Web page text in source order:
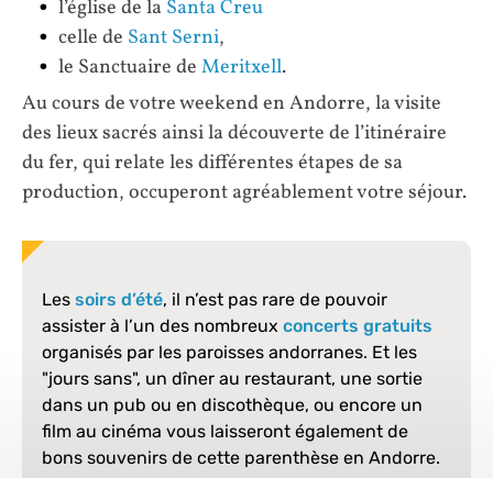
l’église de la Santa Creu
celle de Sant Serni,
le Sanctuaire de Meritxell.
Au cours de votre weekend en Andorre, la visite
des lieux sacrés ainsi la découverte de l’itinéraire
du fer, qui relate les différentes étapes de sa
production, occuperont agréablement votre séjour.
Les soirs d’été, il n’est pas rare de pouvoir
assister à l’un des nombreux concerts gratuits
organisés par les paroisses andorranes. Et les
"jours sans", un dîner au restaurant, une sortie
dans un pub ou en discothèque, ou encore un
film au cinéma vous laisseront également de
bons souvenirs de cette parenthèse en Andorre.